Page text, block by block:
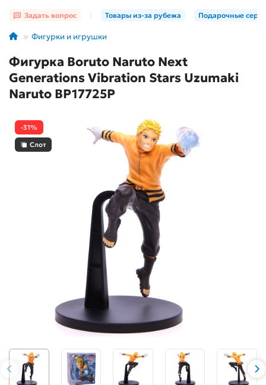
Задать вопрос Товары из-за рубежа Подарочные
Фигурки и игрушки
Фигурка Boruto Naruto Next
Generations Vibration Stars Uzumaki
Naruto BP17725P
-31%
Слот